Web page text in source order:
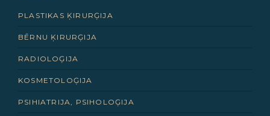
PLASTIKAS ĶIRURĢIJA
BĒRNU ĶIRURĢIJA
RADIOLOĢIJA
KOSMETOLOĢIJA
PSIHIATRIJA, PSIHOLOĢIJA